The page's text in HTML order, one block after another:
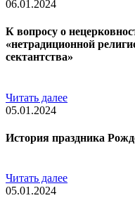
06.01.2024
К вопросу о
«нетрадиционной
сектантства»
Читать далее
05.01.2024
История праздника
Читать далее
05.01.2024